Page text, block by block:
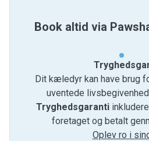
Book altid via
Dit kæledyr kan have brug
uventede
Tryghedsgaranti
foretaget og betalt
Oplev ro i